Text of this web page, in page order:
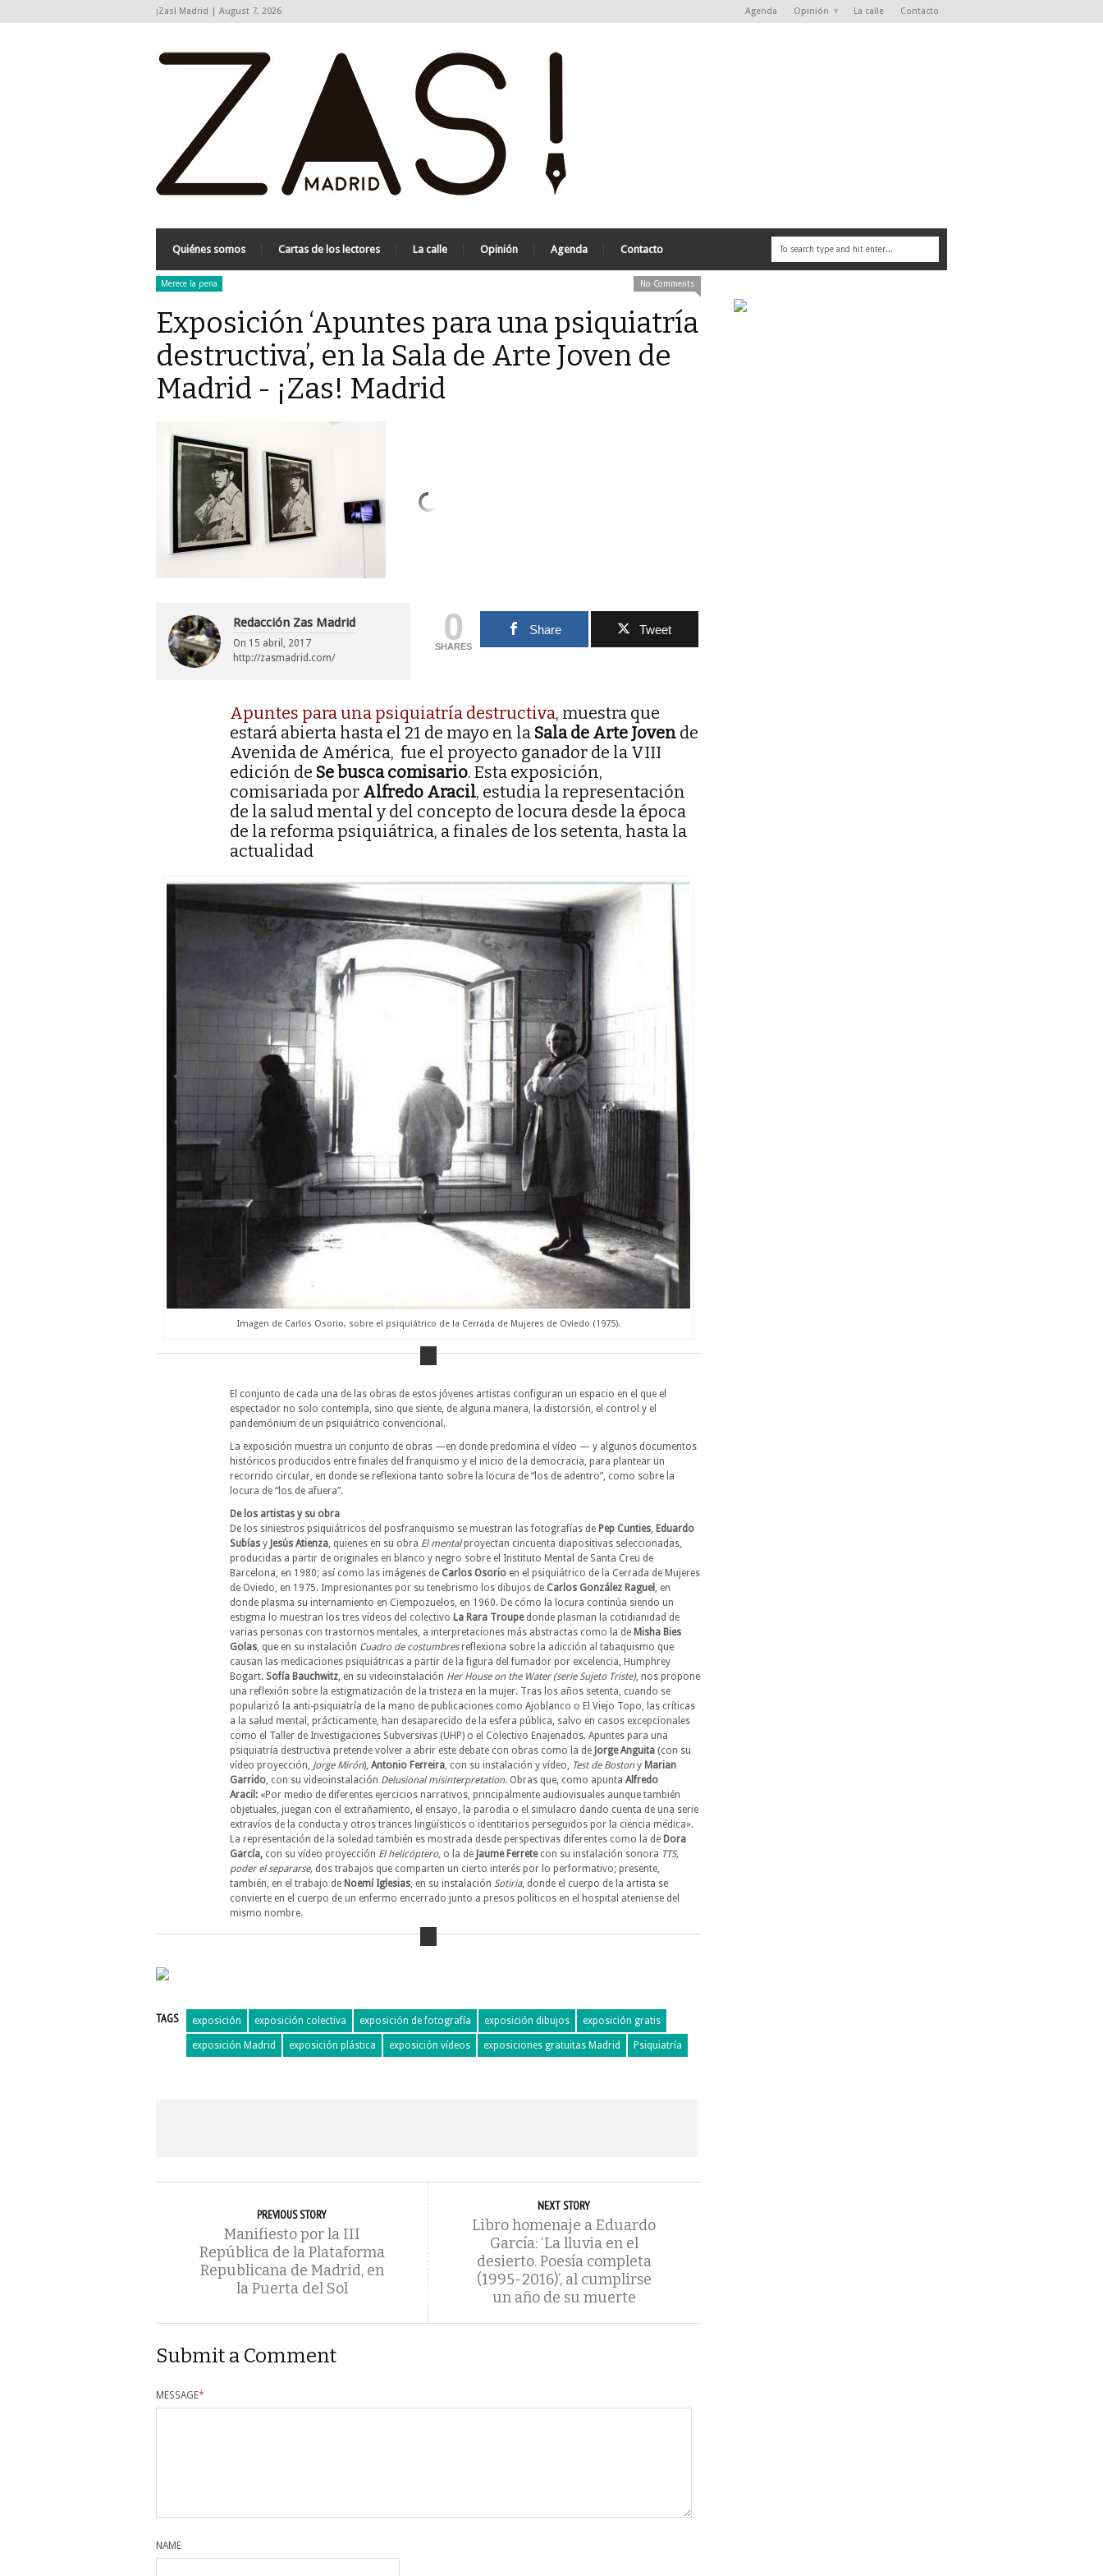
¡Zas! Madrid | August 7, 2026 Agenda Opinión La calle Contacto
Quiénes somos Cartas de los lectores La calle Opinión Agenda Contacto
Merece la pena No Comments
Exposición ‘Apuntes para una psiquiatría
destructiva’, en la Sala de Arte Joven de
Madrid - ¡Zas! Madrid
Redacción Zas Madrid
On 15 abril, 2017
http://zasmadrid.com/
0
SHARES
Share Tweet
Apuntes para una psiquiatría destructiva, muestra que
estará abierta hasta el 21 de mayo en la Sala de Arte Joven de
Avenida de América, fue el proyecto ganador de la VIII
edición de Se busca comisario. Esta exposición,
comisariada por Alfredo Aracil, estudia la representación
de la salud mental y del concepto de locura desde la época
de la reforma psiquiátrica, a finales de los setenta, hasta la
actualidad
Imagen de Carlos Osorio, sobre el psiquiátrico de la Cerrada de Mujeres de Oviedo (1975).
El conjunto de cada una de las obras de estos jóvenes artistas configuran un espacio en el que el
espectador no solo contempla, sino que siente, de alguna manera, la distorsión, el control y el
pandemónium de un psiquiátrico convencional.
La exposición muestra un conjunto de obras —en donde predomina el vídeo — y algunos documentos
históricos producidos entre finales del franquismo y el inicio de la democracia, para plantear un
recorrido circular, en donde se reflexiona tanto sobre la locura de “los de adentro”, como sobre la
locura de “los de afuera”.
De los artistas y su obra
De los siniestros psiquiátricos del posfranquismo se muestran las fotografías de Pep Cunties, Eduardo
Subías y Jesús Atienza, quienes en su obra El mentalproyectan cincuenta diapositivas seleccionadas,
producidas a partir de originales en blanco y negro sobre el Instituto Mental de Santa Creu de
Barcelona, en 1980; así como las imágenes de Carlos Osorio en el psiquiátrico de la Cerrada de Mujeres
de Oviedo, en 1975. Impresionantes por su tenebrismo los dibujos de Carlos González Raguel , en
donde plasma su internamiento en Ciempozuelos, en 1960. De cómo la locura continúa siendo un
estigma lo muestran los tres vídeos del colectivo La Rara Troupedonde plasman la cotidianidad de
varias personas con trastornos mentales, a interpretaciones más abstractas como la de Misha Bies
Golas, que en su instalación Cuadro de costumbresreflexiona sobre la adicción al tabaquismo que
causan las medicaciones psiquiátricas a partir de la figura del fumador por excelencia, Humphrey
Bogart. Sofía Bauchwitz, en su videoinstalación Her House on the Water (serie Sujeto Triste), nos propone
una reflexión sobre la estigmatización de la tristeza en la mujer. Tras los años setenta, cuando se
popularizó la anti-psiquiatría de la mano de publicaciones como Ajoblanco o El Viejo Topo, las críticas
a la salud mental, prácticamente, han desaparecido de la esfera pública, salvo en casos excepcionales
como el Taller de Investigaciones Subversivas (UHP) o el Colectivo Enajenados. Apuntes para una
psiquiatría destructiva pretende volver a abrir este debate con obras como la de Jorge Anguita (con su
vídeo proyección, Jorge Mirón), Antonio Ferreira, con su instalación y vídeo, Test de Bostony Marian
Garrido, con su videoinstalación Delusional misinterpretation. Obras que, como apunta Alfredo
Aracil: «Por medio de diferentes ejercicios narrativos, principalmente audiovisuales aunque también
objetuales, juegan con el extrañamiento, el ensayo, la parodia o el simulacro dando cuenta de una serie
extravíos de la conducta y otros trances lingüísticos o identitarios perseguidos por la ciencia médica».
La representación de la soledad también es mostrada desde perspectivas diferentes como la de Dora
García, con su vídeo proyección El helicóptero, o la de Jaume Ferretecon su instalación sonora TTS,
poder el separarse, dos trabajos que comparten un cierto interés por lo performativo; presente,
también, en el trabajo de Noemí Iglesias, en su instalación Sotiria, donde el cuerpo de la artista se
convierte en el cuerpo de un enfermo encerrado junto a presos políticos en el hospital ateniense del
mismo nombre.
TAGS exposición exposición colectiva exposición de fotografía exposición dibujos exposición gratis
exposición Madrid exposición plástica exposición vídeos exposiciones gratuitas Madrid Psiquiatría
PREVIOUS STORY
Manifiesto por la III
República de la Plataforma
Republicana de Madrid, en
la Puerta del Sol
NEXT STORY
Libro homenaje a Eduardo
García: ‘La lluvia en el
desierto. Poesía completa
(1995-2016)’, al cumplirse
un año de su muerte
Submit a Comment
MESSAGE*
NAME